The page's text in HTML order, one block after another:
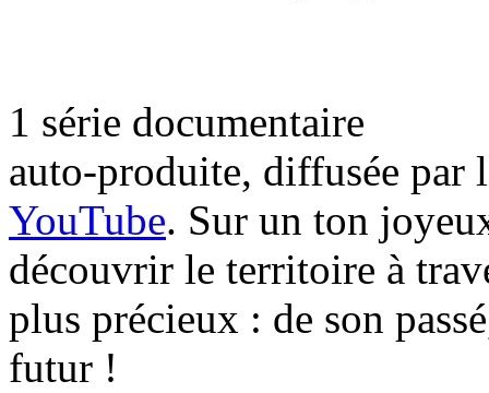
1 série documentaire
auto-produite, diffusée par
YouTube. Sur un ton
découvrir le territoire à
plus précieux : de son
futur !